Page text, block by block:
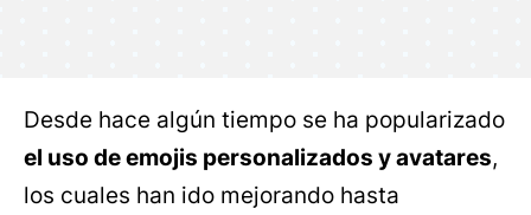
Desde hace algún tiempo se ha popularizado
el uso de emojis personalizados y avatares,
los cuales han ido mejorando hasta